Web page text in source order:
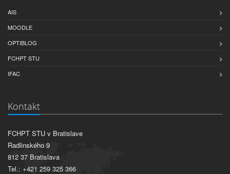
AIS
MOODLE
OPTIBLOG
FCHPT STU
IFAC
Kontakt
FCHPT STU v Bratislave
Radlinského 9
812 37 Bratislava
Tel.: +421 259 325 366